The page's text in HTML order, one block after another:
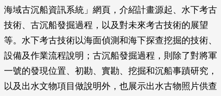
海域古沉船資訊系統」網頁，介紹計畫源起、水下考古
技術、古沉船發掘過程，以及對未來考古技術的展望
等。水下考古技術以海面偵測和海下探查挖掘的技術、
設備及作業流程說明；古沉船發掘過程，則除了對將軍
一號的發現位置、初勘、實勘、挖掘和沉船事蹟研究，
以及出水文物項目做說明外，也展示出水古物照片供查